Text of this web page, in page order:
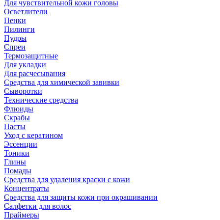
Для чувствительной кожи головы
Осветлители
Пенки
Пилинги
Пудры
Спреи
Термозащитные
Для укладки
Для расчесывания
Средства для химической завивки
Сыворотки
Технические средства
Флюиды
Скрабы
Пасты
Уход с кератином
Эссенции
Тоники
Глины
Помады
Средства для удаления краски с кожи
Концентраты
Средства для защиты кожи при окрашивании
Салфетки для волос
Праймеры